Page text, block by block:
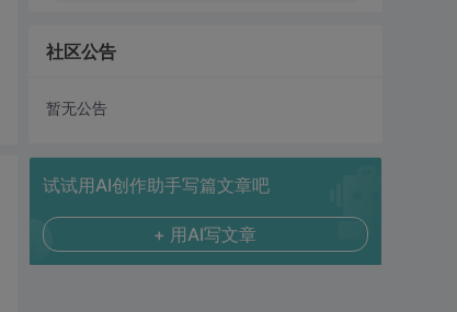
社区公告
暂无公告
试试用AI创作助手写篇文章吧
+ 用AI写文章